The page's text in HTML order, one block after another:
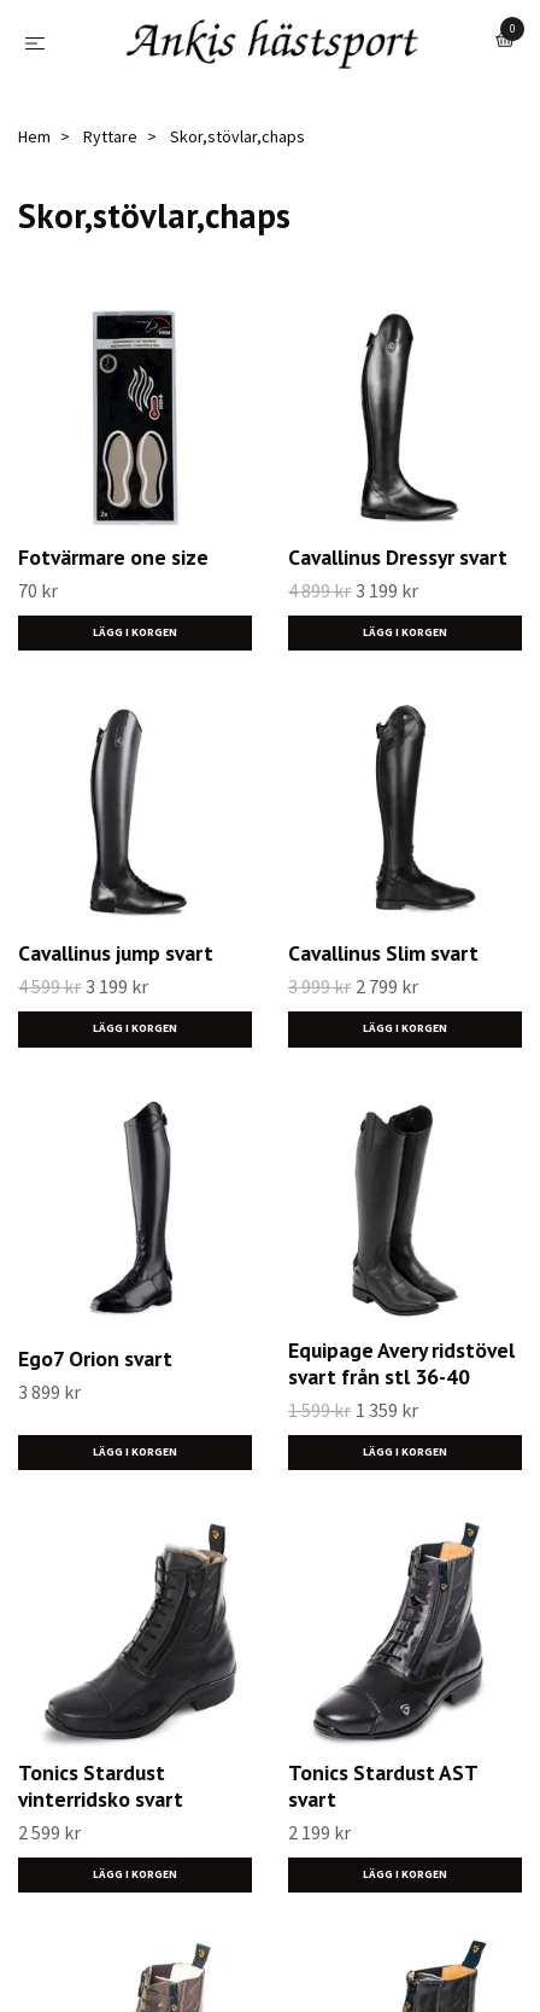
0
Hem Ryttare Skor,stövlar,chaps
Skor,stövlar,chaps
Fotvärmare one size
70 kr
Cavallinus Dressyr svart
4 899 kr 3 199 kr
LÄGG I KORGEN
Cavallinus jump svart
4 599 kr 3 199 kr
LÄGG I KORGEN
Cavallinus Slim svart
3 999 kr 2 799 kr
LÄGG I KORGEN
Ego7 Orion svart
3 899 kr
LÄGG I KORGEN
Equipage Avery ridstövel
svart från stl 36-40
1 599 kr 1 359 kr
LÄGG I KORGEN
Tonics Stardust
vinterridsko svart
2 599 kr
LÄGG I KORGEN
Tonics Stardust AST
svart
2 199 kr
LÄGG I KORGEN